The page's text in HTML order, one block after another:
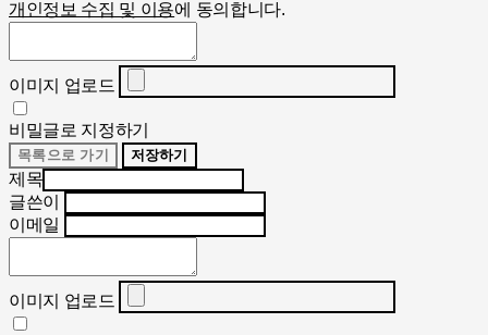
개인정보 수집 및 이용에 동의합니다.
이미지 업로드
비밀글로 지정하기
목록으로 가기 저장하기
제목
글쓴이
이메일
이미지 업로드